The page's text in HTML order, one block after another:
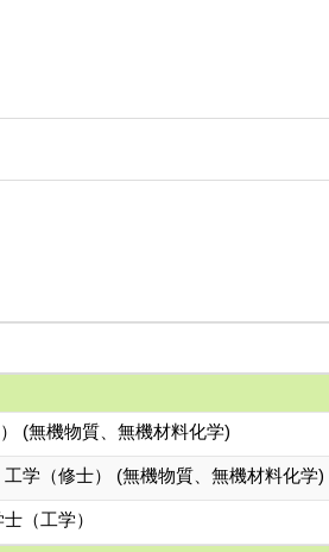
(無機物質、無機材料化学)
学（修士） (無機物質、無機材料化学)
（工学）